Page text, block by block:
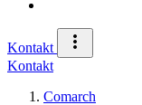
Kontakt
Kontakt
Comarch